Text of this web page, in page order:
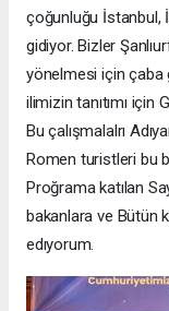
çoğunluğu İstanbul,
gidiyor. Bizler
yönelmesi için çaba
ilimizin tanıtımı
Bu çalışmalalrı
Romen turistleri bu
Proğrama katılan
bakanlara ve Bütün
edıyorum.